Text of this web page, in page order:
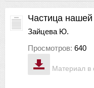
Материал в
Частица
Зайцева Ю.
Просмотров: 640